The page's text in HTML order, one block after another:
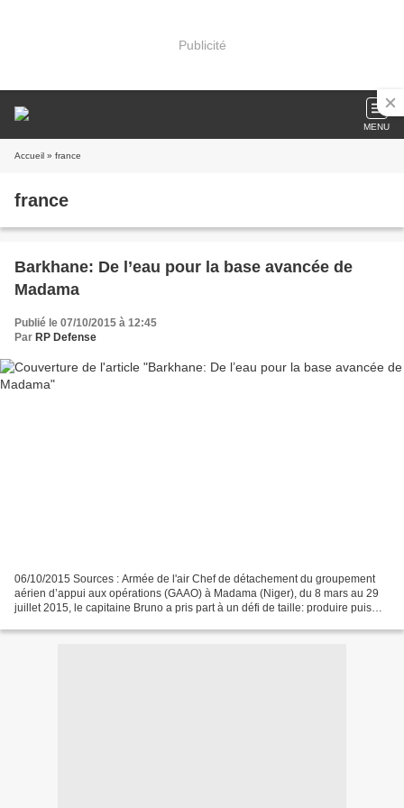
Publicité
MENU
Accueil » france
france
Barkhane: De l’eau pour la base avancée de
Madama
Publié le 07/10/2015 à 12:45
Par RP Defense
06/10/2015 Sources : Armée de l'air Chef de détachement du groupement
aérien d’appui aux opérations (GAAO) à Madama (Niger), du 8 mars au 29
juillet 2015, le capitaine Bruno a pris part à un défi de taille: produire puis